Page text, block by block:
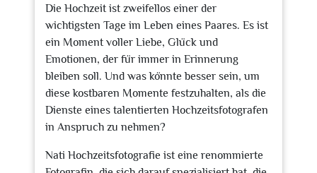
Die Hochzeit ist zweifellos einer der
wichtigsten Tage im Leben eines Paares. Es ist
ein Moment voller Liebe, Glück und
Emotionen, der für immer in Erinnerung
bleiben soll. Und was könnte besser sein, um
diese kostbaren Momente festzuhalten, als die
Dienste eines talentierten Hochzeitsfotografen
in Anspruch zu nehmen?
Nati Hochzeitsfotografie ist eine renommierte